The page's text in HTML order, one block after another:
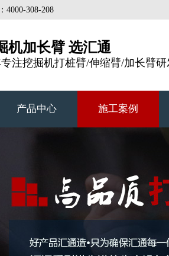
4000-308-208
机加长臂 选汇通
专注挖掘机打桩臂/伸缩臂/加长臂
产品中心 施工案例